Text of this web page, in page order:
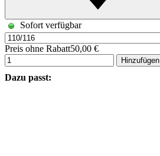
Sofort verfügbar
Preis ohne Rabatt50,00 €
Hinzufügen
Dazu passt: